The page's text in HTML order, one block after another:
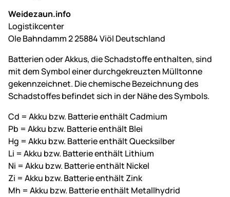
Weidezaun.info
Logistikcenter
Ole Bahndamm 2 25884 Viöl Deutschland
Batterien oder Akkus, die Schadstoffe enthalten, sind
mit dem Symbol einer durchgekreuzten Mülltonne
gekennzeichnet. Die chemische Bezeichnung des
Schadstoffes befindet sich in der Nähe des Symbols.
Cd = Akku bzw. Batterie enthält Cadmium
Pb = Akku bzw. Batterie enthält Blei
Hg = Akku bzw. Batterie enthält Quecksilber
Li = Akku bzw. Batterie enthält Lithium
Ni = Akku bzw. Batterie enthält Nickel
Zi = Akku bzw. Batterie enthält Zink
Mh = Akku bzw. Batterie enthält Metallhydrid